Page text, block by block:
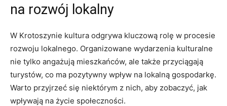
na rozwój lokalny
W Krotoszynie kultura odgrywa kluczową rolę w procesie
rozwoju lokalnego. Organizowane wydarzenia kulturalne
nie tylko angażują mieszkańców, ale także przyciągają
turystów, co ma pozytywny wpływ na lokalną gospodarkę.
Warto przyjrzeć się niektórym z nich, aby zobaczyć, jak
wpływają na życie społeczności.